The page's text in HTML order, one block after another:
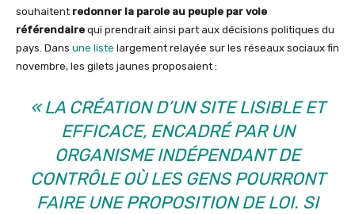
souhaitent redonner la parole au peuple par voie
référendaire qui prendrait ainsi part aux décisions politiques du
pays. Dans une liste largement relayée sur les réseaux sociaux fin
novembre, les gilets jaunes proposaient :
« LA CRÉATION D’UN SITE LISIBLE ET
EFFICACE, ENCADRÉ PAR UN
ORGANISME INDÉPENDANT DE
CONTRÔLE OÙ LES GENS POURRONT
FAIRE UNE PROPOSITION DE LOI. SI